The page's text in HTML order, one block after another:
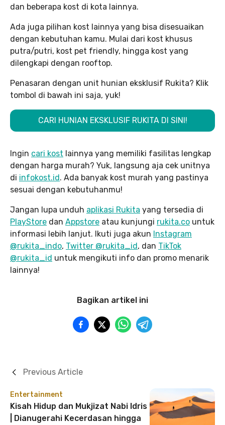
dan beberapa kost di kota lainnya.
Ada juga pilihan kost lainnya yang bisa disesuaikan
dengan kebutuhan kamu. Mulai dari kost khusus
putra/putri, kost pet friendly, hingga kost yang
dilengkapi dengan rooftop.
Penasaran dengan unit hunian eksklusif Rukita? Klik
tombol di bawah ini saja, yuk!
CARI HUNIAN EKSKLUSIF RUKITA DI SINI!
Ingin cari kost lainnya yang memiliki fasilitas lengkap
dengan harga murah? Yuk, langsung aja cek unitnya
di infokost.id. Ada banyak kost murah yang pastinya
sesuai dengan kebutuhanmu!
Jangan lupa unduh aplikasi Rukita yang tersedia di
PlayStore dan Appstore atau kunjungi rukita.co untuk
informasi lebih lanjut. Ikuti juga akun Instagram
@rukita_indo, Twitter @rukita_id, dan TikTok
@rukita_id untuk mengikuti info dan promo menarik
lainnya!
Bagikan artikel ini
Entertainment
Kisah Hidup dan Mukjizat Nabi Idris
| Dianugerahi Kecerdasan hingga
Previous Article